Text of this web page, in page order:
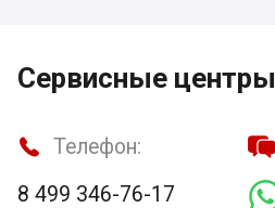
Сервисные центры
Телефон:
8 499 346-76-17